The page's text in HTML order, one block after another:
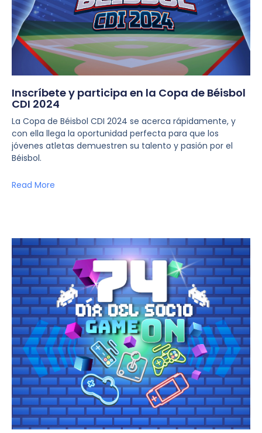
Inscríbete y participa en la Copa de Béisbol
CDI 2024
La Copa de Béisbol CDI 2024 se acerca rápidamente, y
con ella llega la oportunidad perfecta para que los
jóvenes atletas demuestren su talento y pasión por el
Béisbol.
Read More